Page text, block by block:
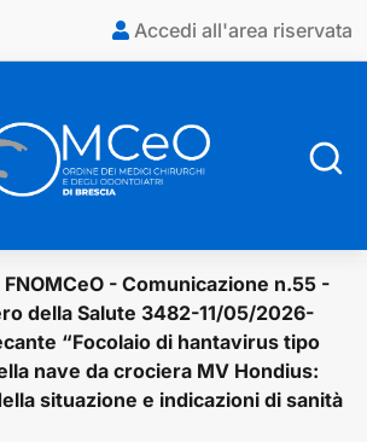
Accedi all'area riservata
FNOMCeO - Comunicazione n.55 -
della Salute 3482-11/05/2026-
“Focolaio di hantavirus tipo
nave da crociera MV Hondius:
situazione e indicazioni di sanità